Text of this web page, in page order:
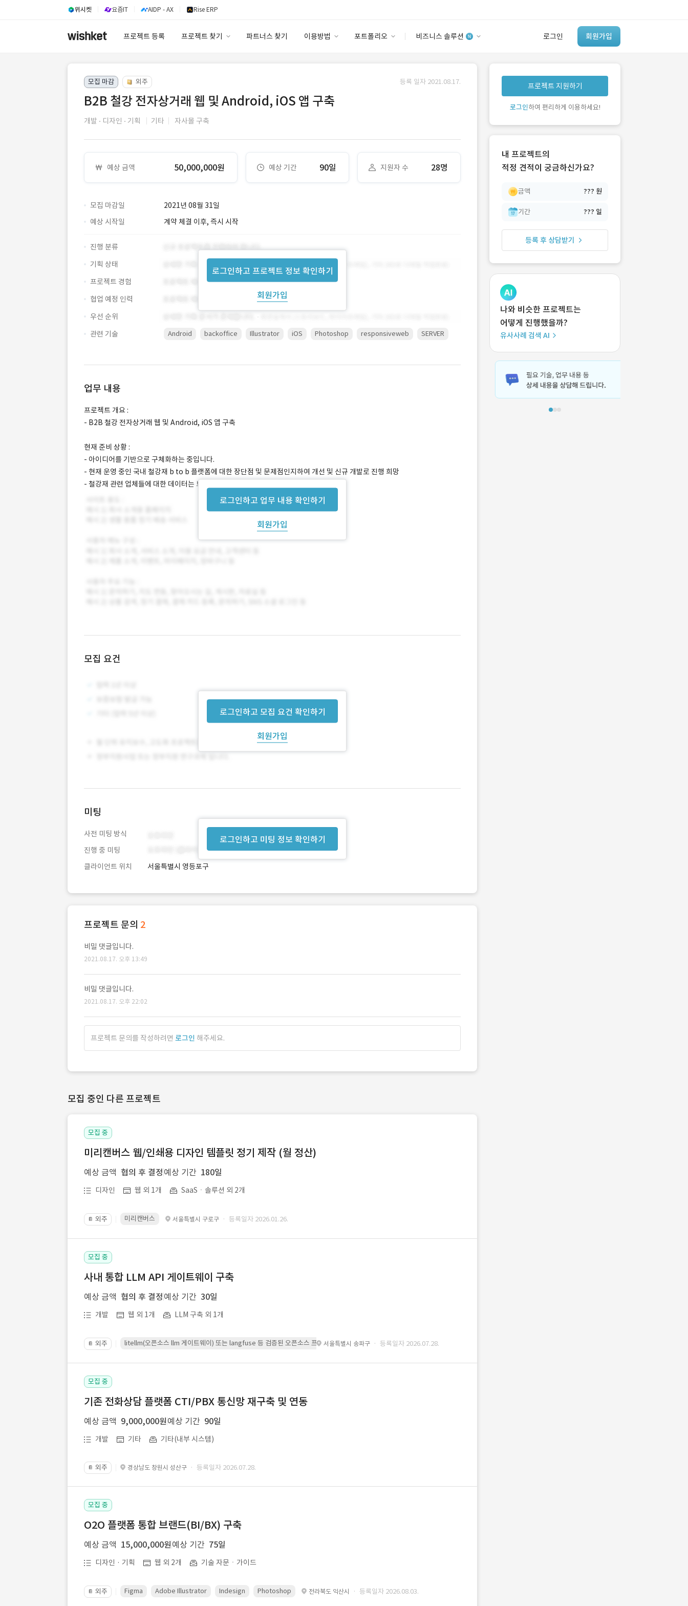
위시켓 요즘IT AIDP - AX Rise ERP
프로젝트 등록 프로젝트 찾기 파트너스 찾기 이용방법 포트폴리오 비즈니스 솔루션 로그인 회원가입
이용요금
고객센터
안심 코드 케어
유사사례 검색 AI
‘이런 거’ 만들어본
개발 회사 있어?
모집 마감 외주 등록 일자 2021.08.17.
B2B 철강 전자상거래 웹 및 Android, iOS 앱 구축
개발 디자인 기획 기타 자사몰 구축
예상 금액 50,000,000원 예상 기간 90일 지원자 수 28명
모집 마감일 2021년 08월 31일
로그인하고 프로젝트 정보 확인하기
회원가입
예상 시작일 계약 체결 이후, 즉시 시작
진행 분류
기획 상태
프로젝트 경험
협업 예정 인력
우선 순위
관련 기술
Android backoffice Illustrator iOS Photoshop responsiveweb SERVER
업무 내용
로그인하고 업무 내용 확인하기
회원가입
프로젝트 개요 :
- B2B 철강 전자상거래 웹 및 Android, iOS 앱 구축
현재 준비 상황 :
- 아이디어를 기반으로 구체화하는 중입니다.
- 현재 운영 중인 국내 철강재 b to b 플랫폼에 대한 장단점 및 문제점인지하여 개선 및 신규 개발로 진행 희망
- 철강재 관련 업체들에 대한 데이터는 보유 중이며 추가 수집도 가능합니다.
모집 요건
로그인하고 모집 요건 확인하기
회원가입
로그인하고 미팅 정보 확인하기
미팅
사전 미팅 방식
진행 중 미팅
클라이언트 위치
서울특별시 영등포구
프로젝트 문의 2
비밀 댓글입니다.
2021.08.17. 오후 13:49
비밀 댓글입니다.
2021.08.17. 오후 22:02
프로젝트 문의를 작성하려면 로그인 해주세요.
모집 중인 다른 프로젝트
모집 중
미리캔버스 웹/인쇄용 디자인 템플릿 정기 제작 (월 정산)
예상 금액 협의 후 결정 예상 기간 180일
디자인 웹 외 1개 SaaSㆍ솔루션 외 2개
📔 외주 미리캔버스 서울특별시 구로구 · 등록일자 2026.01.26.
모집 중
사내 통합 LLM API 게이트웨이 구축
예상 금액 협의 후 결정 예상 기간 30일
개발 웹 외 1개 LLM 구축 외 1개
📔 외주 litellm(오픈소스 llm 게이트웨이) 또는 langfuse 등 검증된 오픈소스 프레임워크를 기반으로 시스템을 구축
서울특별시 송파구 · 등록일자 2026.07.28.
모집 중
기존 전화상담 플랫폼 CTI/PBX 통신망 재구축 및 연동
예상 금액 9,000,000원 예상 기간 90일
개발 기타 기타(내부 시스템)
📔 외주 경상남도 창원시 성산구 · 등록일자 2026.07.28.
모집 중
O2O 플랫폼 통합 브랜드(BI/BX) 구축
예상 금액 15,000,000원 예상 기간 75일
디자인 · 기획 웹 외 2개 기술 자문ㆍ가이드
📔 외주 Figma Adobe Illustrator Indesign Photoshop 전라북도 익산시 · 등록일자 2026.08.03.
프로젝트 지원하기
로그인하여 편리하게 이용하세요!
내 프로젝트의
적정 견적이 궁금하신가요?
금액 ??? 원
기간 ??? 일
등록 후 상담받기
나와 비슷한 프로젝트는
어떻게 진행했을까?
유사사례 검색 AI